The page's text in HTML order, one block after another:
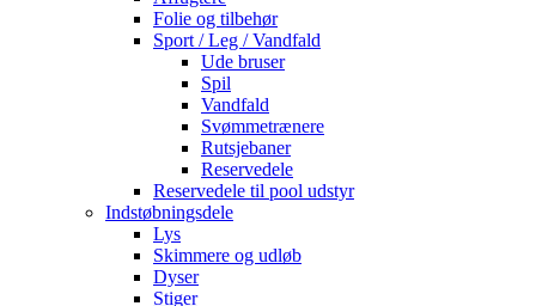
Folie og tilbehør
Sport / Leg / Vandfald
Ude bruser
Spil
Vandfald
Svømmetrænere
Rutsjebaner
Reservedele
Reservedele til pool udstyr
Indstøbningsdele
Lys
Skimmere og udløb
Dyser
Stiger